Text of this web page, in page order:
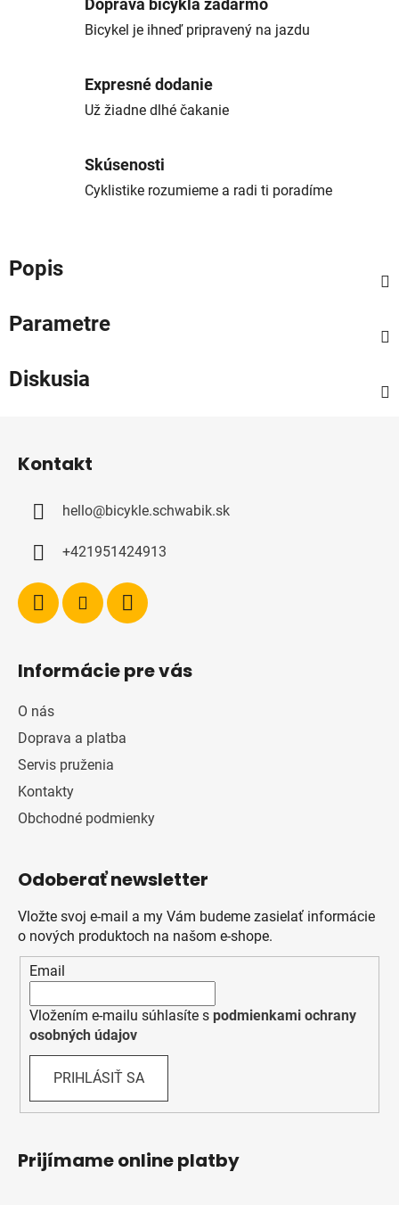
Doprava bicykla zadarmo
Bicykel je ihneď pripravený na jazdu
Expresné dodanie
Už žiadne dlhé čakanie
Skúsenosti
Cyklistike rozumieme a radi ti poradíme
Popis
Parametre
Diskusia
Kontakt
hello@bicykle.schwabik.sk
+421951424913
Informácie pre vás
O nás
Doprava a platba
Servis pruženia
Kontakty
Obchodné podmienky
Odoberať newsletter
Vložte svoj e-mail a my Vám budeme zasielať informácie
o nových produktoch na našom e-shope.
Email
Vložením e-mailu súhlasíte s podmienkami ochrany
osobných údajov
PRIHLÁSIŤ SA
Prijímame online platby